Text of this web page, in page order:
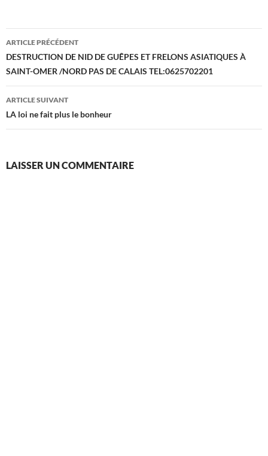
Navigation
des
articles
ARTICLE PRÉCÉDENT
DESTRUCTION DE NID DE GUÊPES ET FRELONS ASIATIQUES À
SAINT-OMER /NORD PAS DE CALAIS TEL:0625702201
ARTICLE SUIVANT
LA loi ne fait plus le bonheur
LAISSER UN COMMENTAIRE